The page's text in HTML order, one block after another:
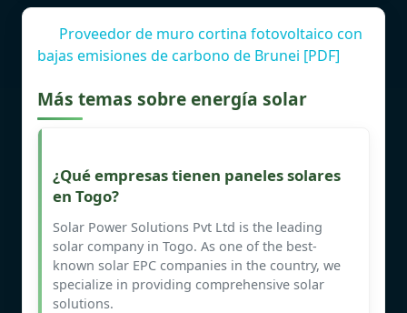
Proveedor de muro cortina fotovoltaico con
bajas emisiones de carbono de Brunei [PDF]
Más temas sobre energía solar
¿Qué empresas tienen paneles solares
en Togo?
Solar Power Solutions Pvt Ltd is the leading
solar company in Togo. As one of the best-
known solar EPC companies in the country, we
specialize in providing comprehensive solar
solutions.